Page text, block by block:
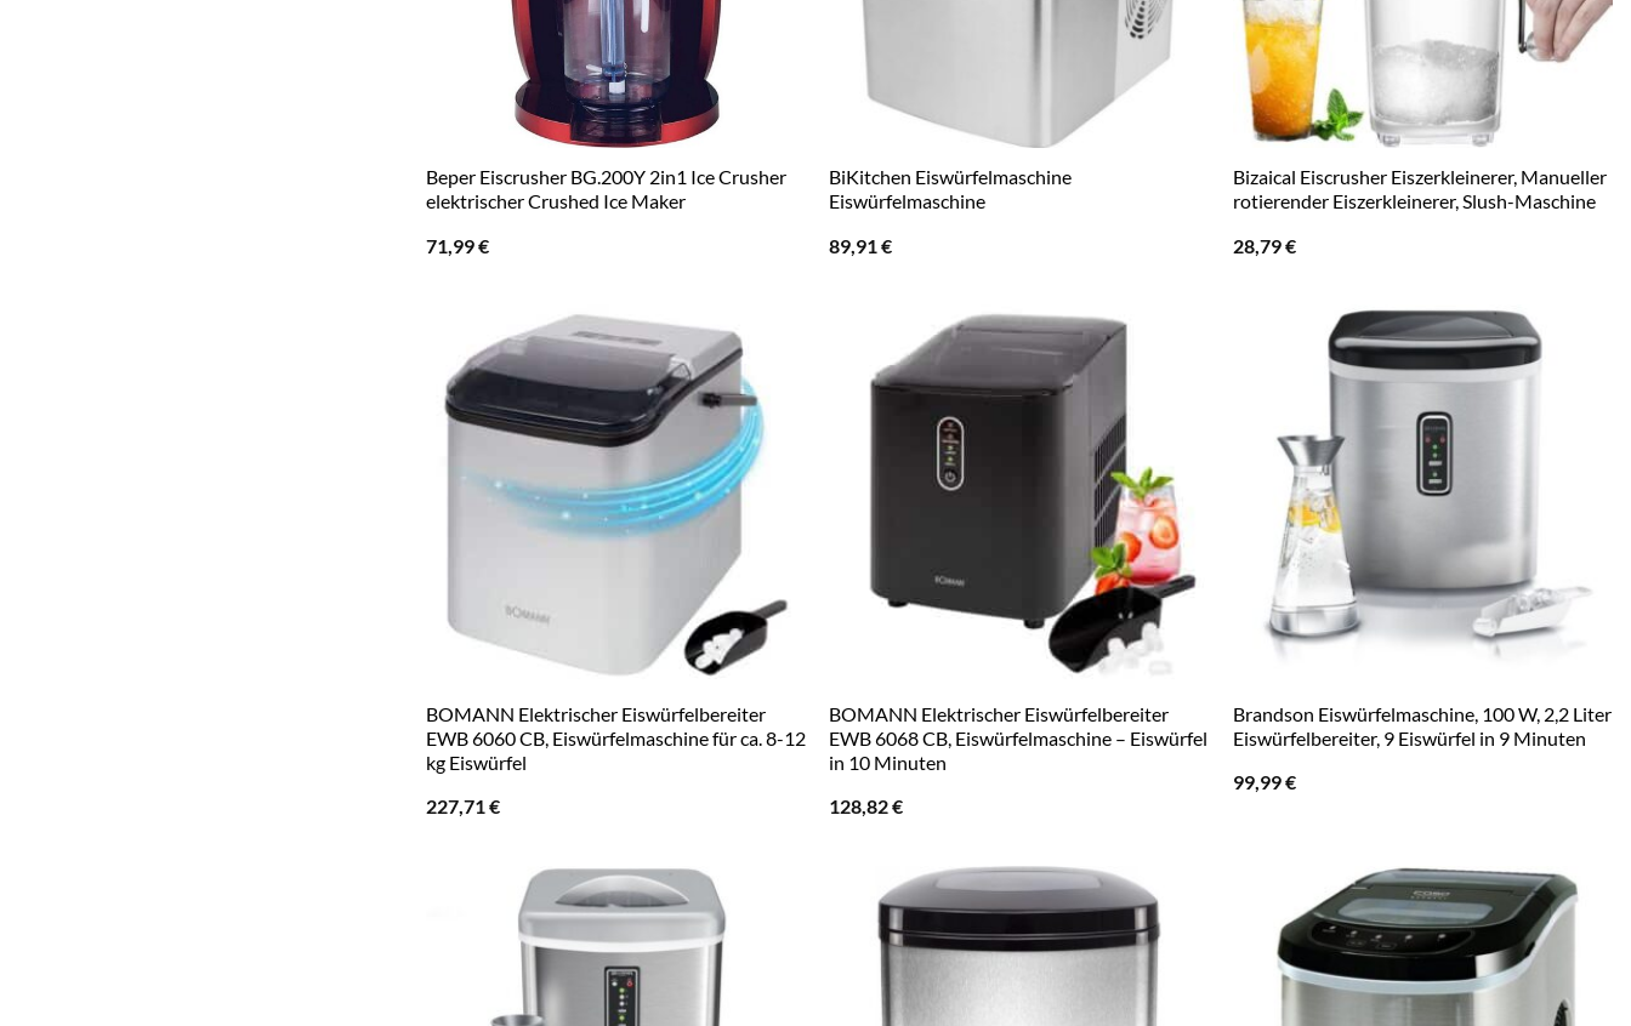
Beper Eiscrusher BG.200Y 2in1 Ice Crusher
elektrischer Crushed Ice Maker
71,99€
BiKitchen Eiswürfelmaschine
Eiswürfelmaschine
89,91€
Bizaical Eiscrusher Eiszerkleinerer, Manueller
rotierender Eiszerkleinerer, Slush-Maschine
28,79€
BOMANN Elektrischer Eiswürfelbereiter
EWB 6060 CB, Eiswürfelmaschine für ca. 8-12
kg Eiswürfel
227,71€
BOMANN Elektrischer Eiswürfelbereiter
EWB 6068 CB, Eiswürfelmaschine – Eiswürfel
in 10 Minuten
128,82€
Brandson Eiswürfelmaschine, 100 W, 2,2 Liter
Eiswürfelbereiter, 9 Eiswürfel in 9 Minuten
99,99€